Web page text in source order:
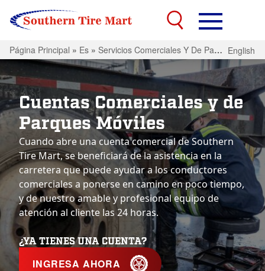
Página Principal » Es » Servicios Comerciales Y De Parques Moviles English
Cuentas Comerciales y de
Parques Móviles
Cuando abre una cuenta comercial de Southern
Tire Mart, se beneficiará de la asistencia en la
carretera que puede ayudar a los conductores
comerciales a ponerse en camino en poco tiempo,
y de nuestro amable y profesional equipo de
atención al cliente las 24 horas.
¿YA TIENES UNA CUENTA?
INGRESA AHORA